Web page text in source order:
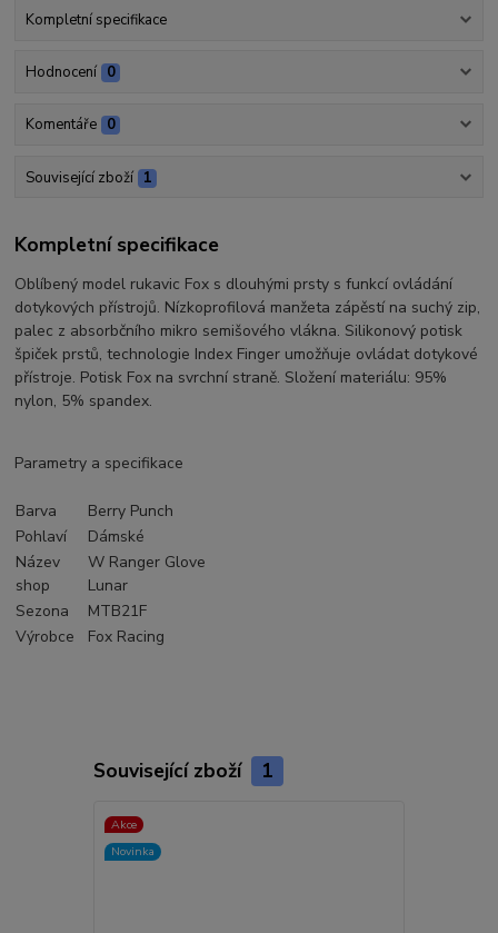
Kompletní specifikace
Hodnocení 0
Komentáře 0
Související zboží 1
Kompletní specifikace
Oblíbený model rukavic Fox s dlouhými prsty s funkcí ovládání
dotykových přístrojů. Nízkoprofilová manžeta zápěstí na suchý zip,
palec z absorbčního mikro semišového vlákna. Silikonový potisk
špiček prstů, technologie Index Finger umožňuje ovládat dotykové
přístroje. Potisk Fox na svrchní straně. Složení materiálu: 95%
nylon, 5% spandex.
Parametry a specifikace
Barva
Berry Punch
Pohlaví
Dámské
Název
shop
W Ranger Glove
Lunar
Sezona
MTB21F
Výrobce
Fox Racing
Související zboží 1
Akce
Novinka